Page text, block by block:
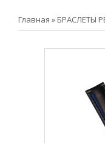
Главная » БРАСЛЕТЫ